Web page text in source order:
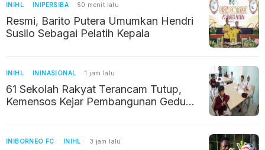
INIHL INIPERSIBA 50 menit lalu
Resmi, Barito Putera Umumkan Hendri
Susilo Sebagai Pelatih Kepala
INIHL ININASIONAL 1 jam lalu
61 Sekolah Rakyat Terancam Tutup,
Kemensos Kejar Pembangunan Gedung
INIBORNEO FC INIHL 3 jam lalu